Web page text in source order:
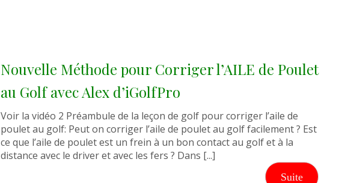
Nouvelle Méthode pour Corriger l’AILE de Poulet
au Golf avec Alex d’iGolfPro
Voir la vidéo 2 Préambule de la leçon de golf pour corriger l’aile de
poulet au golf: Peut on corriger l’aile de poulet au golf facilement ? Est
ce que l’aile de poulet est un frein à un bon contact au golf et à la
distance avec le driver et avec les fers ? Dans [...]
Suite